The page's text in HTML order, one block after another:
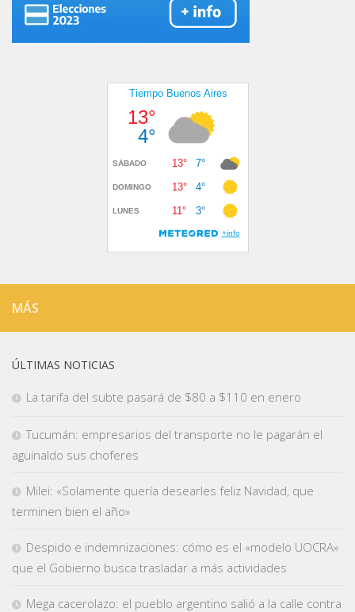
MÁS
ÚLTIMAS NOTICIAS
La tarifa del subte pasará de $80 a $110 en enero
Tucumán: empresarios del transporte no le pagarán el
aguinaldo sus choferes
Milei: «Solamente quería desearles feliz Navidad, que
terminen bien el año»
Despido e indemnizaciones: cómo es el «modelo UOCRA»
que el Gobierno busca trasladar a más actividades
Mega cacerolazo: el pueblo argentino salió a la calle contra